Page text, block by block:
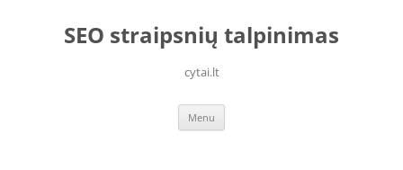
contentSEO straipsnių talpinimas
cytai.lt
Menu